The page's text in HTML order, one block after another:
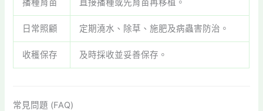
播種育苗 直接播種或先育苗再移植。
日常照顧 定期澆水、除草、施肥及病蟲害防治。
收穫保存 及時採收並妥善保存。
常見問題 (FAQ)